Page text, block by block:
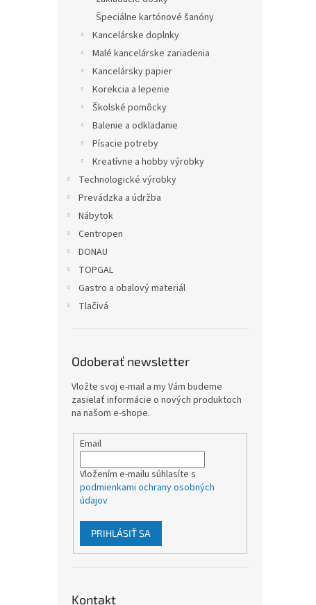
Špeciálne kartónové šanóny
Kancelárske doplnky
Malé kancelárske zariadenia
Kancelársky papier
Korekcia a lepenie
Školské pomôcky
Balenie a odkladanie
Písacie potreby
Kreatívne a hobby výrobky
Technologické výrobky
Prevádzka a údržba
Nábytok
Centropen
DONAU
TOPGAL
Gastro a obalový materiál
Tlačivá
Odoberať newsletter
Vložte svoj e-mail a my Vám budeme
zasielať informácie o nových produktoch
na našom e-shope.
Email
Vložením e-mailu súhlasíte s
podmienkami ochrany osobných
údajov
PRIHLÁSIŤ SA
Kontakt